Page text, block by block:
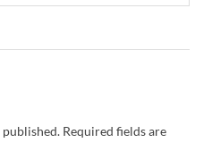
Required fields are